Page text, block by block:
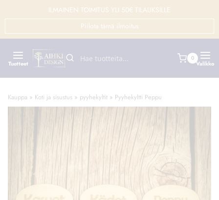
sisältöön
ILMAINEN TOIMITUS YLI 50€ TILAUKSILLE
Piilota tämä ilmoitus
Tuotteet
0
Valikko
Kauppa » Koti ja sisustus » pyyhekyltit » Pyyhekyltti Peppu